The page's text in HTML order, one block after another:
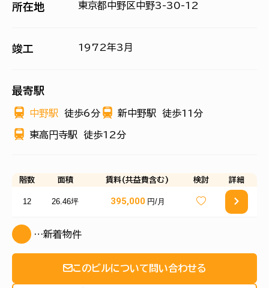
所在地 東京都中野区中野3-30-12
竣工 1972年3月
最寄駅
中野駅 徒歩6分 新中野駅 徒歩11分
東高円寺駅 徒歩12分
階数 面積 賃料(共益費含む) 検討 詳細
12 26.46坪 395,000 円/月
…新着物件
このビルについて問い合わせる